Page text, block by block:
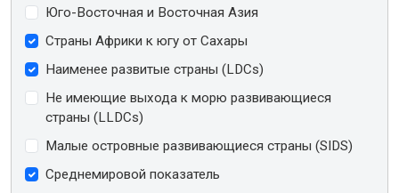
Юго-Восточная и Восточная Азия
Страны Африки к югу от Сахары
Наименее развитые страны (LDCs)
Не имеющие выхода к морю развивающиеся
страны (LLDCs)
Малые островные развивающиеся страны (SIDS)
Среднемировой показатель